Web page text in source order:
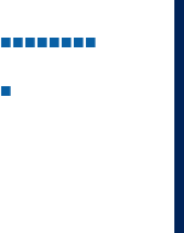
■■■■■■■■
■